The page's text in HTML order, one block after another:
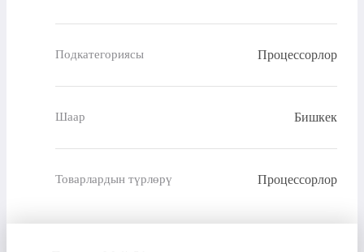
Подкатегориясы Процессорлор
Шаар Бишкек
Товарлардын түрлөрү Процессорлор